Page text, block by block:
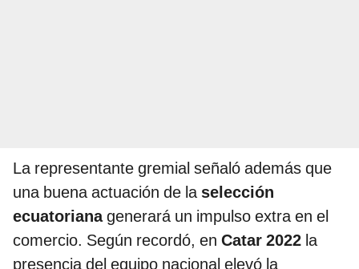
La representante gremial señaló además que
una buena actuación de la selección
ecuatorianagenerará un impulso extra en el
comercio. Según recordó, en Catar 2022 la
presencia del equipo nacional elevó la